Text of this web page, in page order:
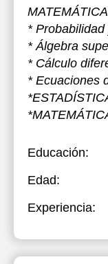
*
* Álgebra
* Cálculo
* Ecuaciones
Educación:
Edad:
Experiencia: